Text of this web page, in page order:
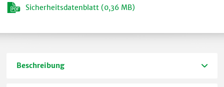
Sicherheitsdatenblatt (0,36 MB)
Beschreibung